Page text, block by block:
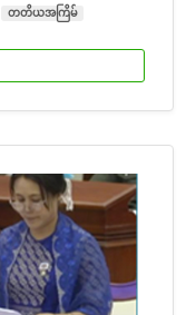
တတိယအကြိမ်